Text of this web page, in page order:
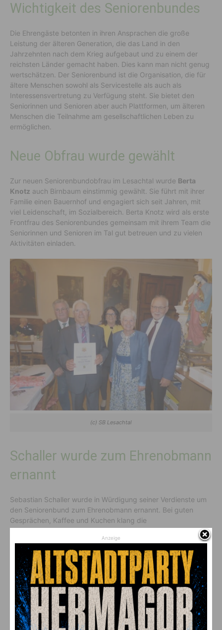
Wichtigkeit des Seniorenbundes
Die Ehrengäste betonten in ihren Ansprachen die große
Leistung der älteren Generation, die das Land in den
Jahrzehnten nach dem Krieg aufgebaut und zu einem der
reichsten Länder gemacht haben. Dies kann man nicht genug
wertschätzen. Der Seniorenbund ist die Organisation, die für
ältere Menschen sowohl als Servicestelle als auch als
Interessensvertretung zu Verfügung steht. Sie bietet den
Seniorinnen und Senioren aber auch Plattformen, um älteren
Menschen die Teilnahme am gesellschaftlichen Leben zu
ermöglichen.
Neue Obfrau wurde gewählt
Zur neuen Seniorenbundobfrau im Lesachtal wurde Berta
Knotz auch Birnbaum einstimmig gewählt. Sie führt mit ihrer
Familie einen Bauernhof und engagiert sich seit Jahren, mit
viel Leidenschaft, im Sozialbereich. Berta Knotz wird als erste
Frontfrau des Seniorenbundes gemeinsam mit ihrem Team die
Seniorinnen und Senioren im Tal gut betreuen und zu vielen
Aktivitäten einladen.
(c) SB Lesachtal
Schaller wurde zum Ehrenobmann
ernannt
Sebastian Schaller wurde in Würdigung seiner Verdienste um
den Seniorenbund zum Ehrenobmann ernannt. Bei guten
Gesprächen, Kaffee und Kuchen klang die
Jahreshauptversammlung aus.
Anzeige